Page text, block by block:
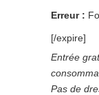
Erreur :
[/expire]
Entrée
Pas de